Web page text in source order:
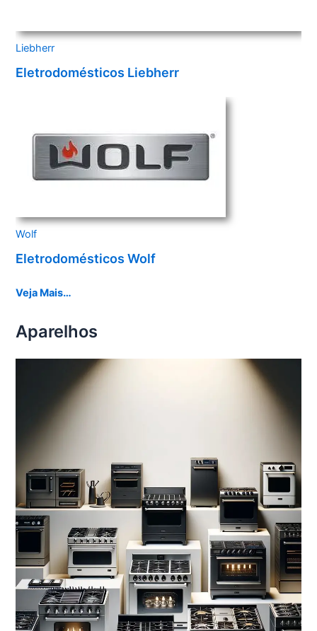
Liebherr
Eletrodomésticos Liebherr
Wolf
Eletrodomésticos Wolf
Veja Mais…
Aparelhos